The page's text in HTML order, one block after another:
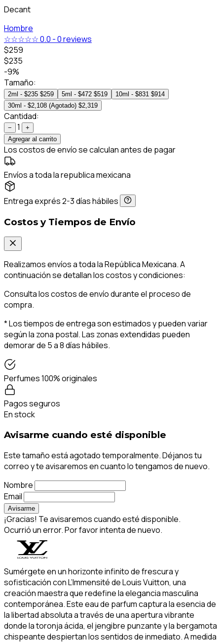
Decant
Hombre
☆☆☆☆☆0.0 -0 reviews
$259
$235
-9%
Tamaño:
2ml - $235 $259 5ml - $472 $519 10ml - $831 $914
30ml - $2,108 (Agotado) $2,319
Cantidad:
− 1
+
Agregar al carrito
Los costos de envío se calculan antes de pagar
Envíos a toda la republica mexicana
Entrega exprés 2-3 días hábiles
Costos y Tiempos de Envío
Realizamos envíos a toda la República Mexicana. A
continuación se detallan los costos y condiciones:
Consulta los costos de envío durante el proceso de
compra.
* Los tiempos de entrega son estimados y pueden variar
según la zona postal. Las zonas extendidas pueden
demorar de 5 a 8 días hábiles.
Perfumes 100% originales
Pagos seguros
En stock
Avisarme cuando esté disponible
Este tamaño está agotado temporalmente. Déjanos tu
correo y te avisaremos en cuanto lo tengamos de nuevo.
Nombre
Email
Avisarme
¡Gracias! Te avisaremos cuando esté disponible.
Ocurrió un error. Por favor intenta de nuevo.
Sumérgete en un horizonte infinito de frescura y
sofisticación con L’Immensité de Louis Vuitton, una
creación maestra que redefine la elegancia masculina
contemporánea. Este eau de parfum captura la esencia de
la libertad absoluta a través de una apertura vibrante
donde la toronja ácida, el jengibre punzante y la bergamota
chispeante despiertan los sentidos de inmediato. A medida